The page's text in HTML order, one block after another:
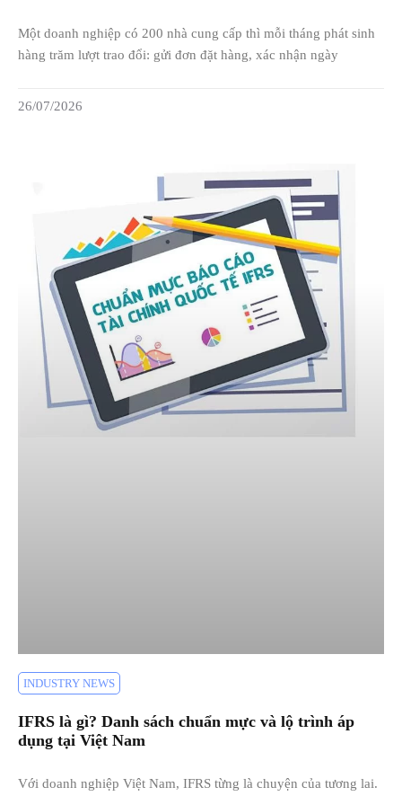
Một doanh nghiệp có 200 nhà cung cấp thì mỗi tháng phát sinh
hàng trăm lượt trao đổi: gửi đơn đặt hàng, xác nhận ngày
26/07/2026
INDUSTRY NEWS
IFRS là gì? Danh sách chuẩn mực và lộ trình áp
dụng tại Việt Nam
Với doanh nghiệp Việt Nam, IFRS từng là chuyện của tương lai.